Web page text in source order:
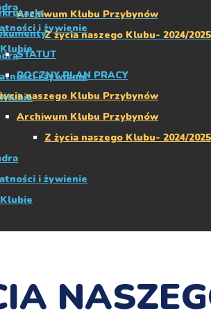
i żywienie
Archiwum Klubu Przybynów
Z życia naszego Klubu- 2024/2025
i żywienie
STATUT
ROCZNY PLAN PRACY
naszego Klubu Przybynów
Archiwum Klubu Przybynów
Z życia naszego Klubu- 2024/2025
i żywienie